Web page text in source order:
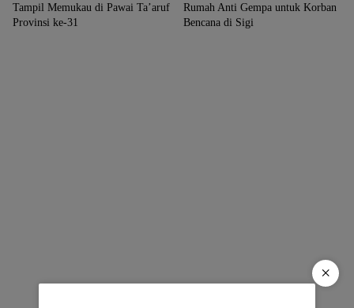
Tampil Memukau di Pawai Ta’aruf
Provinsi ke-31
Rumah Anti Gempa untuk Korban
Bencana di Sigi
×